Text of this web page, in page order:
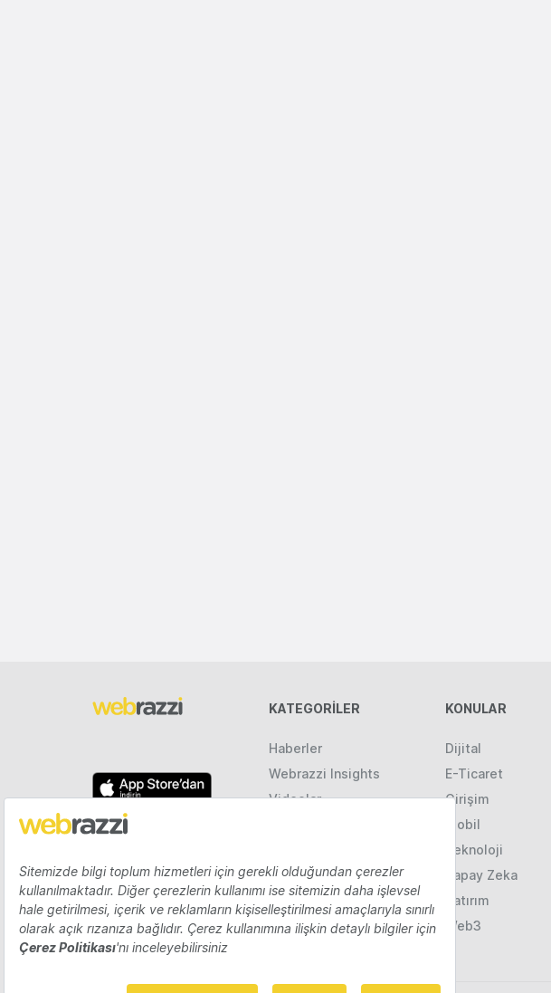
KATEGORILER
Haberler
Webrazzi Insights
Videolar
KONULAR
Dijital
E-Ticaret
Girişim
Mobil
Teknoloji
Yapay Zeka
Yatırım
Web3